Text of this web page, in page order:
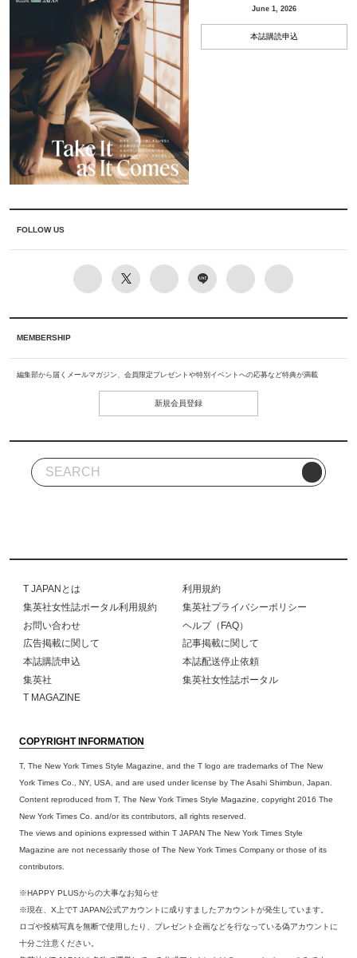
June 1, 2026
本誌購読申込
FOLLOW US
MEMBERSHIP
編集部から届くメールマガジン、会員限定プレゼントや特別イベントへの応募など特典が満載
新規会員登録
T JAPANとは
利用規約
集英社女性誌ポータル利用規約
集英社プライバシーポリシー
お問い合わせ
ヘルプ（FAQ）
広告掲載に関して
記事掲載に関して
本誌購読申込
本誌配送停止依頼
集英社
集英社女性誌ポータル
T MAGAZINE
COPYRIGHT INFORMATION
T, The New York Times Style Magazine, and the T logo are trademarks of The New
York Times Co., NY, USA, and are used under license by The Asahi Shimbun, Japan.
Content reproduced from T, The New York Times Style Magazine, copyright 2016 The
New York Times Co. and/or its contributors, all rights reserved.
The views and opinions expressed within T JAPAN The New York Times Style
Magazine are not necessarily those of The New York Times Company or those of its
contributors.
※HAPPY PLUSからの大事なお知らせ
※現在、X上でT JAPAN公式アカウントに成りすましたアカウントが発生しています。
ロゴや投稿写真を無断で使用したり、プレゼント企画などを行なっている偽アカウントに
十分ご注意ください。